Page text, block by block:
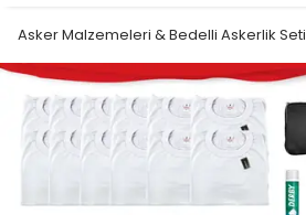
Asker Malzemeleri & Bedelli Askerlik Seti